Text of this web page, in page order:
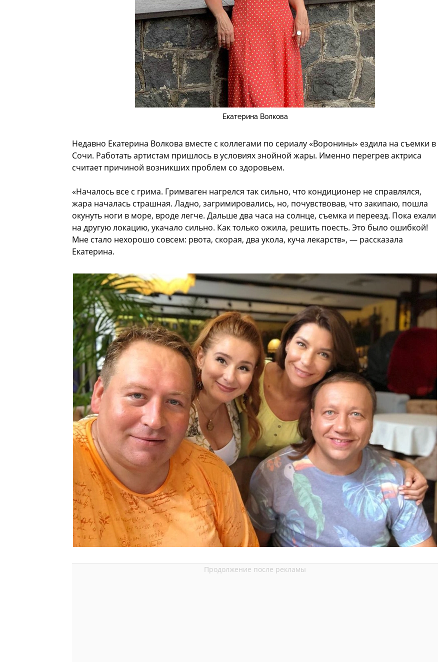
Екатерина Волкова
Недавно Екатерина Волкова вместе с коллегами по сериалу «Воронины» ездила на съемки в
Сочи. Работать артистам пришлось в условиях знойной жары. Именно перегрев актриса
считает причиной возникших проблем со здоровьем.
«Началось все с грима. Гримваген нагрелся так сильно, что кондиционер не справлялся,
жара началась страшная. Ладно, загримировались, но, почувствовав, что закипаю, пошла
окунуть ноги в море, вроде легче. Дальше два часа на солнце, съемка и переезд. Пока ехали
на другую локацию, укачало сильно. Как только ожила, решить поесть. Это было ошибкой!
Мне стало нехорошо совсем: рвота, скорая, два укола, куча лекарств», — рассказала
Екатерина.